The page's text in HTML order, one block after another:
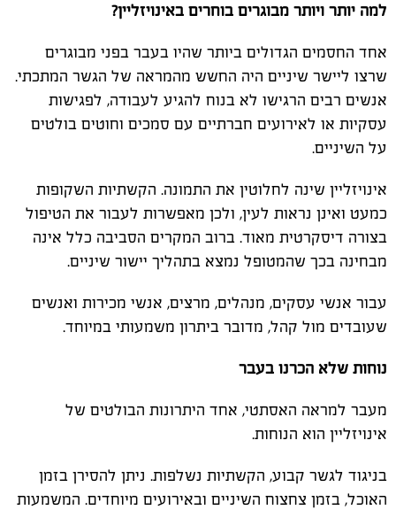
למה יותר ויותר מבוגרים בוחרים באינויזליין?
אחד החסמים הגדולים ביותר שהיו בעבר בפני מבוגרים
שרצו ליישר שיניים היה החשש מהמראה של הגשר המתכתי.
אנשים רבים הרגישו לא בנוח להגיע לעבודה, לפגישות
עסקיות או לאירועים חברתיים עם סמכים וחוטים בולטים
על השיניים.
אינויזליין שינה לחלוטין את התמונה. הקשתיות השקופות
כמעט ואינן נראות לעין, ולכן מאפשרות לעבור את הטיפול
בצורה דיסקרטית מאוד. ברוב המקרים הסביבה כלל אינה
מבחינה בכך שהמטופל נמצא בתהליך יישור שיניים.
עבור אנשי עסקים, מנהלים, מרצים, אנשי מכירות ואנשים
שעובדים מול קהל, מדובר ביתרון משמעותי במיוחד.
נוחות שלא הכרנו בעבר
מעבר למראה האסתטי, אחד היתרונות הבולטים של
אינויזליין הוא הנוחות.
בניגוד לגשר קבוע, הקשתיות נשלפות. ניתן להסירן בזמן
האוכל, בזמן צחצוח השיניים ובאירועים מיוחדים. המשמעות